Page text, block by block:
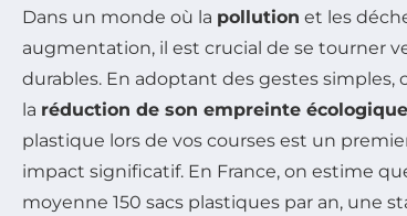
Dans un monde où la pollution et les
augmentation, il est crucial de se tourner
durables. En adoptant des gestes
la réduction de son empreinte écologique
plastique lors de vos courses est un
impact significatif. En France, on estime
moyenne 150 sacs plastiques par an, une